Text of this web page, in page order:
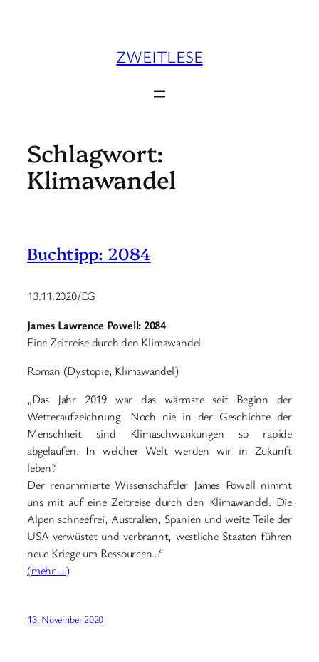
ZWEITLESE
Schlagwort:
Klimawandel
Buchtipp: 2084
13.11.2020/EG
James Lawrence Powell: 2084
Eine Zeitreise durch den Klimawandel
Roman (Dystopie, Klimawandel)
„Das Jahr 2019 war das wärmste seit Beginn der
Wetteraufzeichnung. Noch nie in der Geschichte der
Menschheit sind Klimaschwankungen so rapide
abgelaufen. In welcher Welt werden wir in Zukunft
leben?
Der renommierte Wissenschaftler James Powell nimmt
uns mit auf eine Zeitreise durch den Klimawandel: Die
Alpen schneefrei, Australien, Spanien und weite Teile der
USA verwüstet und verbrannt, westliche Staaten führen
neue Kriege um Ressourcen…“
(mehr …)
13. November 2020